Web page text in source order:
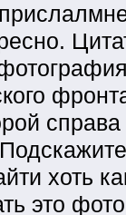
хоть
это